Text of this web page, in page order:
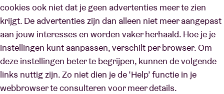
cookies ook niet dat je geen advertenties meer te zien
krijgt. De advertenties zijn dan alleen niet meer aangepast
aan jouw interesses en worden vaker herhaald. Hoe je je
instellingen kunt aanpassen, verschilt per browser. Om
deze instellingen beter te begrijpen, kunnen de volgende
links nuttig zijn. Zo niet dien je de ‘Help’ functie in je
webbrowser te consulteren voor meer details.